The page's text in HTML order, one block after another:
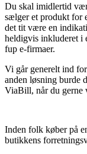
Du skal imidlertid
sælger et produkt for
det tit være en
heldigvis inkluderet i
fup e-firmaer.
Vi går generelt ind
anden løsning burde
ViaBill, når du gerne
Inden folk køber på
butikkens